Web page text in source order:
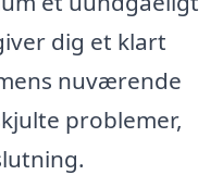
dig et klart
nuværende
problemer,